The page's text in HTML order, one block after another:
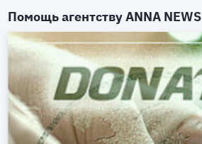
Помощь агентствуANNA NEWS